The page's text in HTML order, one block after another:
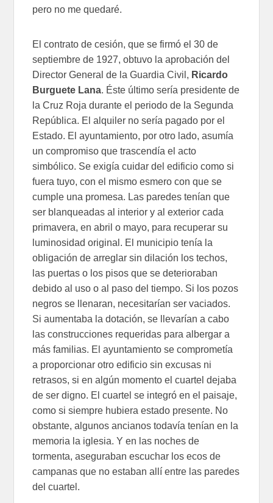
pero no me quedaré.
El contrato de cesión, que se firmó el 30 de
septiembre de 1927, obtuvo la aprobación del
Director General de la Guardia Civil, Ricardo
Burguete Lana. Éste último sería presidente de
la Cruz Roja durante el periodo de la Segunda
República. El alquiler no sería pagado por el
Estado. El ayuntamiento, por otro lado, asumía
un compromiso que trascendía el acto
simbólico. Se exigía cuidar del edificio como si
fuera tuyo, con el mismo esmero con que se
cumple una promesa. Las paredes tenían que
ser blanqueadas al interior y al exterior cada
primavera, en abril o mayo, para recuperar su
luminosidad original. El municipio tenía la
obligación de arreglar sin dilación los techos,
las puertas o los pisos que se deterioraban
debido al uso o al paso del tiempo. Si los pozos
negros se llenaran, necesitarían ser vaciados.
Si aumentaba la dotación, se llevarían a cabo
las construcciones requeridas para albergar a
más familias. El ayuntamiento se comprometía
a proporcionar otro edificio sin excusas ni
retrasos, si en algún momento el cuartel dejaba
de ser digno. El cuartel se integró en el paisaje,
como si siempre hubiera estado presente. No
obstante, algunos ancianos todavía tenían en la
memoria la iglesia. Y en las noches de
tormenta, aseguraban escuchar los ecos de
campanas que no estaban allí entre las paredes
del cuartel.